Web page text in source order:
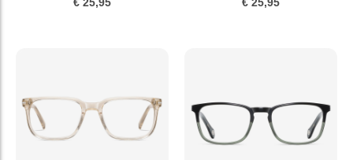
€ 25,95 € 25,95